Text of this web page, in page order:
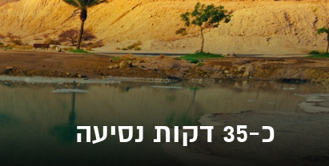
כ-35 דקות נסיעה